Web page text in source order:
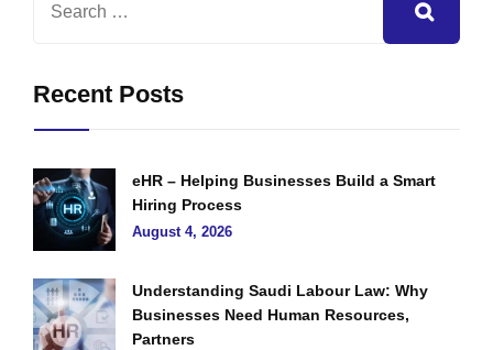
Recent Posts
eHR – Helping Businesses Build a Smart
Hiring Process
August 4, 2026
Understanding Saudi Labour Law: Why
Businesses Need Human Resources,
Partners